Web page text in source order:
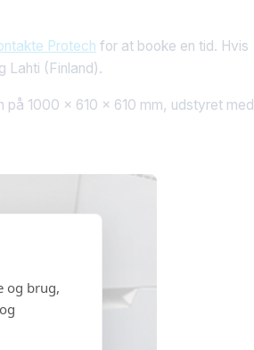
og brug,
Protech for at booke en tid. Hvis
Lahti (Finland).
på 1000 x 610 x 610 mm, udstyret med